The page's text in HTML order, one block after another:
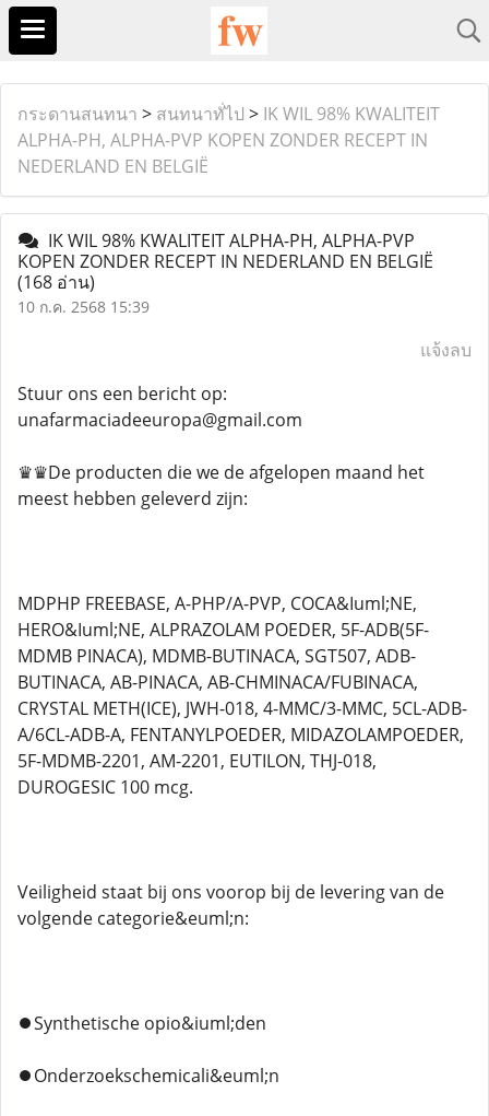
กระดานสนทนา > สนทนาทั่ไป > IK WIL 98% KWALITEIT
ALPHA-PH, ALPHA-PVP KOPEN ZONDER RECEPT IN
NEDERLAND EN BELGIË
IK WIL 98% KWALITEIT ALPHA-PH, ALPHA-PVP
KOPEN ZONDER RECEPT IN NEDERLAND EN BELGIË
(168 อ่าน)
10 ก.ค. 2568 15:39
แจ้งลบ
Stuur ons een bericht op:
unafarmaciadeeuropa@gmail.com
♛♛De producten die we de afgelopen maand het
meest hebben geleverd zijn:
MDPHP FREEBASE, A-PHP/A-PVP, COCA&Iuml;NE,
HERO&Iuml;NE, ALPRAZOLAM POEDER, 5F-ADB(5F-
MDMB PINACA), MDMB-BUTINACA, SGT507, ADB-
BUTINACA, AB-PINACA, AB-CHMINACA/FUBINACA,
CRYSTAL METH(ICE), JWH-018, 4-MMC/3-MMC, 5CL-ADB-
A/6CL-ADB-A, FENTANYLPOEDER, MIDAZOLAMPOEDER,
5F-MDMB-2201, AM-2201, EUTILON, THJ-018,
DUROGESIC 100 mcg.
Veiligheid staat bij ons voorop bij de levering van de
volgende categorie&euml;n:
⏺️Synthetische opio&iuml;den
⏺️Onderzoekschemicali&euml;n